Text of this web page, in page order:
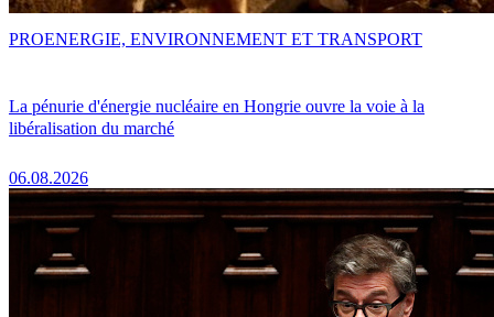
La pénurie d'énergie nucléaire en Hongrie ouvre la voie à la
libéralisation du marché
06.08.2026
PROENERGIE, ENVIRONNEMENT ET TRANSPORT